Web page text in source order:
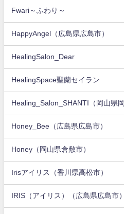
Fwari～ふわり～
HappyAngel（広島県広島市）
HealingSalon_Dear
HealingSpace聖蘭セイラン
Healing_Salon_SHANTI（岡山県岡
Honey_Bee（広島県広島市）
Honey（岡山県倉敷市）
Irisアイリス（香川県高松市）
IRIS（アイリス）（広島県広島市）